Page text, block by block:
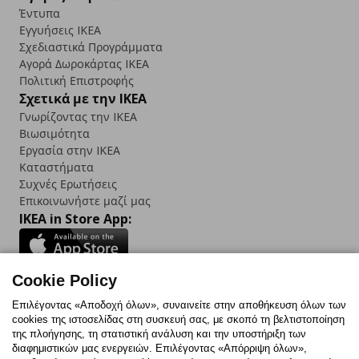
Έντυπα
Εγγυήσεις IKEA
Σχεδιαστικά Προγράμματα
Αγορά Δωρoκάρτας IKEA
Πολιτική Επιστροφής
Σχετικά με την IKEA
Γνωρίζοντας την IKEA
Βιωσιμότητα
Εργασία στην IKEA
Καταστήματα
Συχνές Ερωτήσεις
Επικοινωνήστε μαζί μας
IKEA in Store App:
Follow us:
FacebookInstagram
TikTokYoutubePinterestTwitter
Cookie Policy
Επιλέγοντας «Αποδοχή όλων», συναινείτε στην αποθήκευση όλων των
cookies της ιστοσελίδας στη συσκευή σας, με σκοπό τη βελτιστοποίηση
της πλοήγησης, τη στατιστική ανάλυση και την υποστήριξη των
διαφημιστικών μας ενεργειών. Επιλέγοντας «Απόρριψη όλων»,